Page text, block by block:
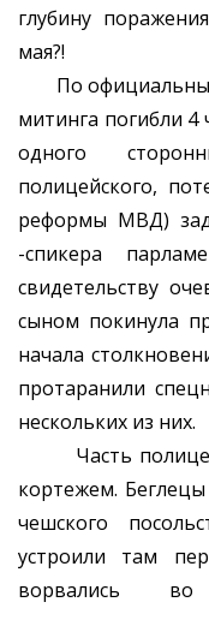
глубину
мая?!
По официальным
митинга погибли 4
одного
полицейского,
реформы МВД)
-спикера
свидетельству
сыном покинула
начала
протаранили
нескольких из них.
Часть
кортежем.
чешского
устроили там
ворвались во